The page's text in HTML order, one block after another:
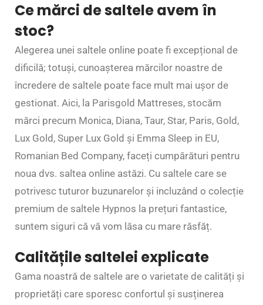
Ce mărci de saltele avem în
stoc?
Alegerea unei saltele online poate fi excepțional de
dificilă; totuși, cunoașterea mărcilor noastre de
încredere de saltele poate face mult mai ușor de
gestionat. Aici, la Parisgold Mattreses, stocăm
mărci precum Monica, Diana, Taur, Star, Paris, Gold,
Lux Gold, Super Lux Gold și Emma Sleep in EU,
Romanian Bed Company, faceți cumpărături pentru
noua dvs. saltea online astăzi. Cu saltele care se
potrivesc tuturor buzunarelor și incluzând o colecție
premium de saltele Hypnos la prețuri fantastice,
suntem siguri că vă vom lăsa cu mare răsfăț.
Calitățile saltelei explicate
Gama noastră de saltele are o varietate de calități și
proprietăți care sporesc confortul și susținerea